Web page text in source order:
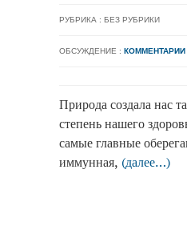
РУБРИКА : БЕЗ РУБРИКИ
ОБСУЖДЕНИЕ :
Природа создала нас
степень нашего
самые главные
иммунная, (далее…)